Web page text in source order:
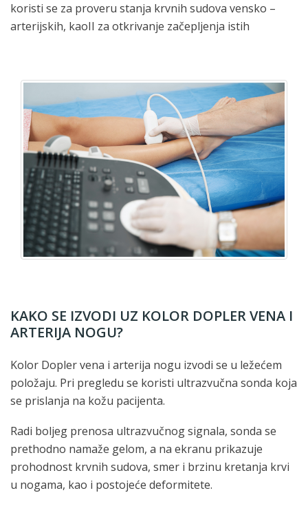
koristi se za proveru stanja krvnih sudova vensko –
arterijskih, kaoII za otkrivanje začepljenja istih
KAKO SE IZVODI UZ KOLOR DOPLER VENA I
ARTERIJA NOGU?
Kolor Dopler vena i arterija nogu izvodi se u ležećem
položaju. Pri pregledu se koristi ultrazvučna sonda koja
se prislanja na kožu pacijenta.
Radi boljeg prenosa ultrazvučnog signala, sonda se
prethodno namaže gelom, a na ekranu prikazuje
prohodnost krvnih sudova, smer i brzinu kretanja krvi
u nogama, kao i postojeće deformitete.